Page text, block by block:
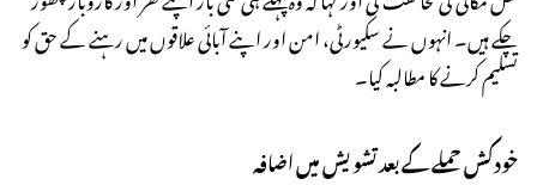
چکے ہیں۔ انہوں نے سکیورٹی، امن اور اپنے آبائی علاقوں میں رہنے کے حق کو
تسلیم کرنے کا مطالبہ کیا۔
خودکش حملے کے بعد تشویش میں اضافہ